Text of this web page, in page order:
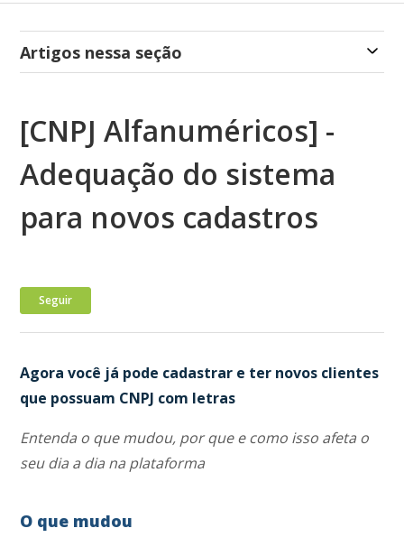
Artigos nessa seção
[CNPJ Alfanuméricos] -
Adequação do sistema
para novos cadastros
Seguir
Agora você já pode cadastrar e ter novos clientes
que possuam CNPJ com letras
Entenda o que mudou, por que e como isso afeta o
seu dia a dia na plataforma
O que mudou